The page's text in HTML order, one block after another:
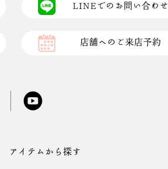
LINEでのお問い合わせ
店舗へのご来店予約
アイテムから探す